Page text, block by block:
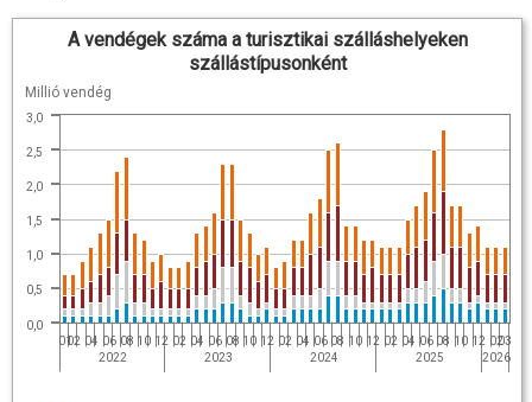
Millió vendég
A vendégek száma a turisztikai szálláshelyeken
szállástípusonként
01
2022
02 04 06 08 10 12
2023
02 04 06 08 10 12
2024
02 04 06 08 10 12
2025
02 04 06 08 10 12
2026
0203
0,0
0,5
1,0
1,5
2,0
2,5
3,0